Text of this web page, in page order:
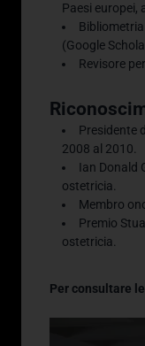
Paesi europei,
(Google
Revisore
Presidente
2008 al 2010.
Ian Donald
ostetricia.
Membro
Premio
ostetricia.
Per consultare le